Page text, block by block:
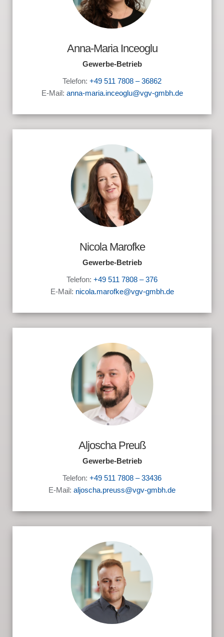
Anna-Maria Inceoglu
Gewerbe-Betrieb
Telefon: +49 511 7808 – 36862
E-Mail: anna-maria.inceoglu@vgv-gmbh.de
Nicola Marofke
Gewerbe-Betrieb
Telefon: +49 511 7808 – 376
E-Mail: nicola.marofke@vgv-gmbh.de
Aljoscha Preuß
Gewerbe-Betrieb
Telefon: +49 511 7808 – 33436
E-Mail: aljoscha.preuss@vgv-gmbh.de